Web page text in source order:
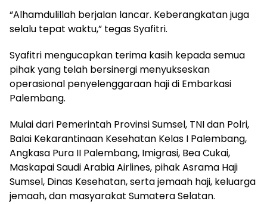
“Alhamdulillah berjalan lancar. Keberangkatan juga
selalu tepat waktu,” tegas Syafitri.
Syafitri mengucapkan terima kasih kepada semua
pihak yang telah bersinergi menyukseskan
operasional penyelenggaraan haji di Embarkasi
Palembang.
Mulai dari Pemerintah Provinsi Sumsel, TNI dan Polri,
Balai Kekarantinaan Kesehatan Kelas I Palembang,
Angkasa Pura II Palembang, Imigrasi, Bea Cukai,
Maskapai Saudi Arabia Airlines, pihak Asrama Haji
Sumsel, Dinas Kesehatan, serta jemaah haji, keluarga
jemaah, dan masyarakat Sumatera Selatan.